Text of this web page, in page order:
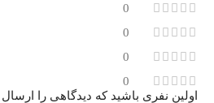
0
0
0
0
اولین نفری باشید که دیدگاهی را